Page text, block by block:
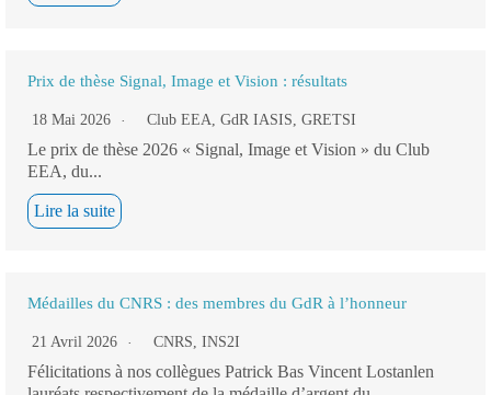
Prix de thèse Signal, Image et Vision : résultats
18 Mai 2026 Club EEA, GdR IASIS, GRETSI
Le prix de thèse 2026 « Signal, Image et Vision » du Club
EEA, du...
Lire la suite
Médailles du CNRS : des membres du GdR à l’honneur
21 Avril 2026 CNRS, INS2I
Félicitations à nos collègues Patrick Bas Vincent Lostanlen